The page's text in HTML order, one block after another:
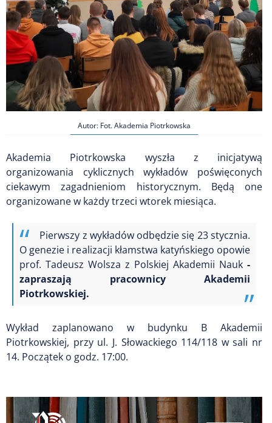
Autor: Fot. Akademia Piotrkowska
Akademia Piotrkowska wyszła z inicjatywą
organizowania cyklicznych wykładów poświęconych
ciekawym zagadnieniom historycznym. Będą one
organizowane w każdy trzeci wtorek miesiąca.
Pierwszy z wykładów odbędzie się 23 stycznia.
O genezie i realizacji kłamstwa katyńskiego opowie
prof. Tadeusz Wolsza z Polskiej Akademii Nauk -
zapraszają pracownicy Akademii
Piotrkowskiej.
Wykład zaplanowano w budynku B Akademii
Piotrkowskiej, przy ul. J. Słowackiego 114/118 w sali nr
14. Początek o godz. 17:00.